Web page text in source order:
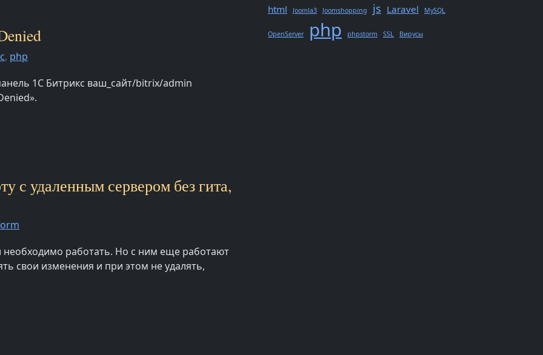
, php
1С Битрикс ваш_сайт/bitrix/admin
с удаленным сервером без гита,
необходимо работать. Но с ним еще работают
свои изменения и при этом не удалять,
html
Joomla3 Joomshopping js Laravel MySQL
OpenServer php phpstorm SSL Вирусы